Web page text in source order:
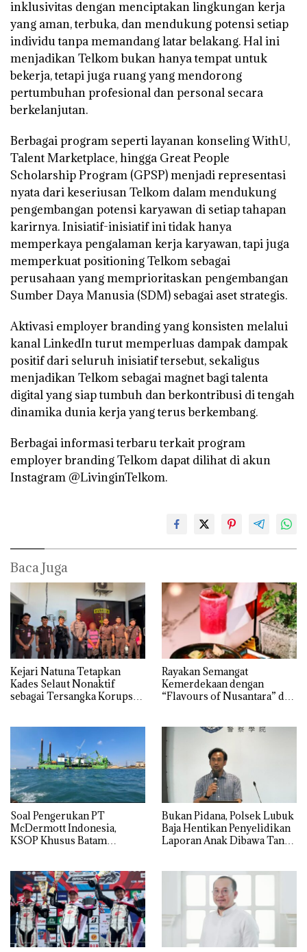
inklusivitas dengan menciptakan lingkungan kerja
yang aman, terbuka, dan mendukung potensi setiap
individu tanpa memandang latar belakang. Hal ini
menjadikan Telkom bukan hanya tempat untuk
bekerja, tetapi juga ruang yang mendorong
pertumbuhan profesional dan personal secara
berkelanjutan.
Berbagai program seperti layanan konseling WithU,
Talent Marketplace, hingga Great People
Scholarship Program (GPSP) menjadi representasi
nyata dari keseriusan Telkom dalam mendukung
pengembangan potensi karyawan di setiap tahapan
karirnya. Inisiatif-inisiatif ini tidak hanya
memperkaya pengalaman kerja karyawan, tapi juga
memperkuat positioning Telkom sebagai
perusahaan yang memprioritaskan pengembangan
Sumber Daya Manusia (SDM) sebagai aset strategis.
Aktivasi employer branding yang konsisten melalui
kanal LinkedIn turut memperluas dampak dampak
positif dari seluruh inisiatif tersebut, sekaligus
menjadikan Telkom sebagai magnet bagi talenta
digital yang siap tumbuh dan berkontribusi di tengah
dinamika dunia kerja yang terus berkembang.
Berbagai informasi terbaru terkait program
employer branding Telkom dapat dilihat di akun
Instagram @LivinginTelkom.
Baca Juga
Kejari Natuna Tetapkan
Kades Selaut Nonaktif
sebagai Tersangka Korupsi
Rayakan Semangat
Kemerdekaan dengan
“Flavours of Nusantara” di
‎Soal Pengerukan PT
McDermott Indonesia,
KSOP Khusus Batam
Bukan Pidana, Polsek Lubuk
Baja Hentikan Penyelidikan
Laporan Anak Dibawa Tanpa